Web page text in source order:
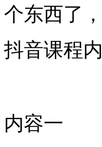
个东西了
抖音课程
内容一